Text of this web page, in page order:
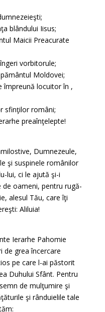
blândului Iisus;
Maicii Preacurate
vorbitorule;
Moldovei;
împreună locuitor în ,
sfinţilor români;
preaînţelepte!
Dumnezeule,
şi suspinele românilor
lui, ci le ajută şi-i
oameni, pentru rugă-
alesul Tău, care îţi
Aliluia!
Ierarhe Pahomie
de grea încercare
pe care l-ai păstorit
Duhului Sfânt. Pentru
de mulţumire şi
şi rânduielile tale